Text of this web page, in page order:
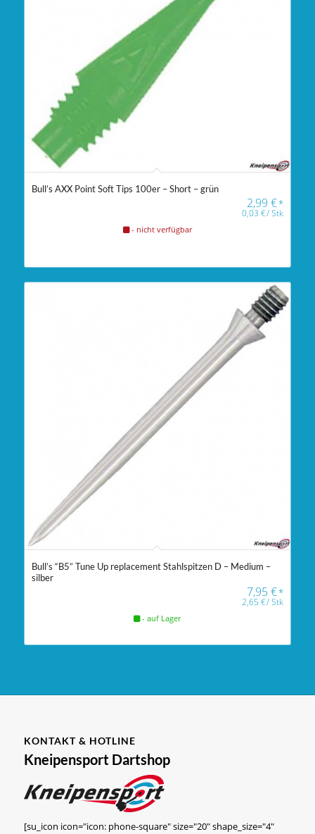
Bull’s AXX Point Soft Tips 100er – Short – grün
2,99€*
0,03€/Stk
- nicht verfügbar
Bull’s “B5” Tune Up replacement Stahlspitzen D – Medium –
silber
7,95€*
2,65€/Stk
- auf Lager
KONTAKT & HOTLINE
Kneipensport Dartshop
[su_icon icon="icon: phone-square" size="20" shape_size="4"